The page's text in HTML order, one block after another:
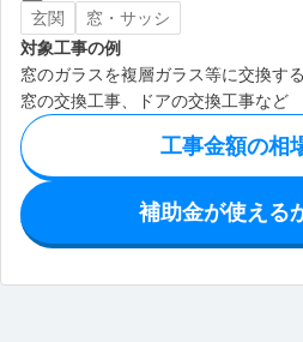
玄関
窓・サッシ
対象工事の例
窓のガラスを複層ガラス等に交換す
窓の交換工事、ドアの交換工事など
工事金額の相
補助金が使える